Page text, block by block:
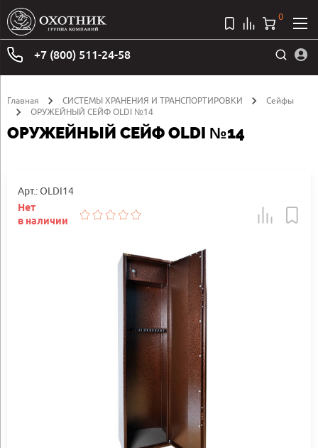
+7 (800) 511-24-58
0
Главная СИСТЕМЫ ХРАНЕНИЯ И ТРАНСПОРТИРОВКИ
Сейфы
ОРУЖЕЙНЫЙ СЕЙФ OLDI №14
ОРУЖЕЙНЫЙ СЕЙФ OLDI №14
Арт.: OLDI14
Нет
в наличии